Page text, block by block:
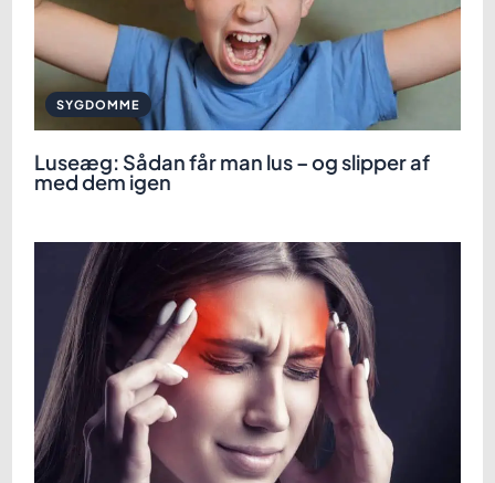
Luseæg: Sådan får man lus – og slipper af
med dem igen
SYGDOMME